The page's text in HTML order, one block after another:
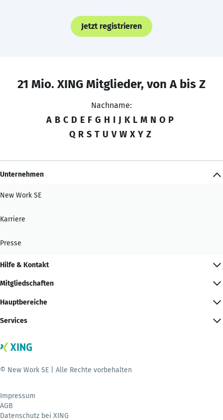
Jetzt registrieren
21 Mio. XING Mitglieder, von A bis Z
Nachname:
A B C D E F G H I J K L M N O P
Q R S T U V W X Y Z
Unternehmen
New Work SE
Karriere
Presse
Hilfe & Kontakt
Mitgliedschaften
Hauptbereiche
Services
© New Work SE | Alle Rechte vorbehalten
Impressum
AGB
Datenschutz bei XING